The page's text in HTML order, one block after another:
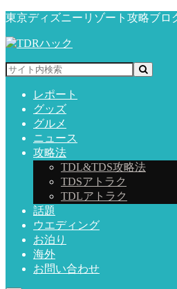
東京ディズニーリゾート攻略ブロ
レポート
グッズ
グルメ
ニュース
攻略法
TDL&TDS攻略法
TDSアトラク
TDLアトラク
話題
ウエディング
お泊り
海外
お問い合わせ